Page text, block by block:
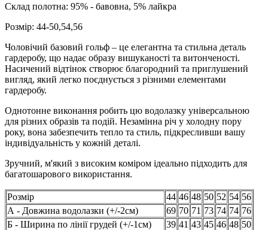
Склад полотна: 95% - бавовна, 5% лайкра
Розмір: 44-50,54,56
Чоловічий базовий гольф – це елегантна та стильна деталь
гардеробу, що надає образу вишуканості та витонченості.
Насичений відтінок створює благородний та приглушений
вигляд, який легко поєднується з різними елементами
гардеробу.
Однотонне виконання робить цю водолазку універсальною
для різних образів та подій. Незамінна річ у холодну пору
року, вона забезпечить тепло та стиль, підкресливши вашу
індивідуальність у кожній деталі.
Зручний, м'який з високим коміром ідеально підходить для
багатошарового використання.
Розмір 44 46 48 50 52 54 56
А - Довжина водолазки (+/-2см)
69 70 71 73 74 74 76
Б - Ширина по лінії грудей (+/-1см)
39 41 43 45 46 48 50